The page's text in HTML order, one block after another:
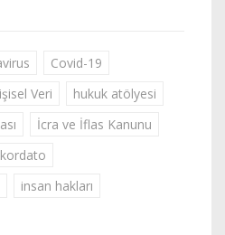
Covid-19
Veri
hukuk atölyesi
İcra ve İflas Kanunu
insan hakları